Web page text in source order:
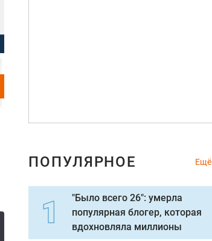
ПОПУЛЯРНОЕ Ещё
"Было всего 26": умерла
популярная блогер, которая
вдохновляла миллионы